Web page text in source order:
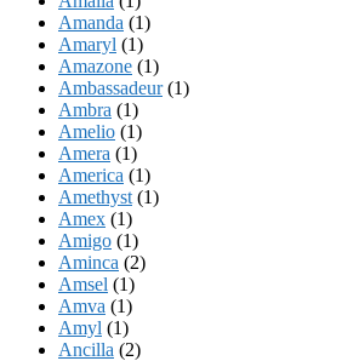
Amanda (1)
Amaryl (1)
Amazone (1)
Ambassadeur(1)
Ambra (1)
Amelio (1)
Amera (1)
America (1)
Amethyst (1)
Amex (1)
Amigo (1)
Aminca (2)
Amsel (1)
Amva (1)
Amyl (1)
Ancilla (2)